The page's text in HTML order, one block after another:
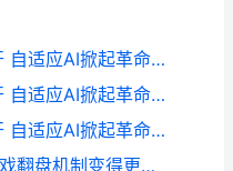
《生化奇兵4》重磅情报公开 自适应AI掀起革命 《生化奇兵4》剧情解析
《生化奇兵4》重磅情报公开 自适应AI掀起革命 《生化奇兵4》被列入管线
《生化奇兵4》重磅情报公开 自适应AI掀起革命 《生化奇兵4》难产
《异锁》公开小型更新 让游戏翻盘机制变得更加激烈 异形锁体图片